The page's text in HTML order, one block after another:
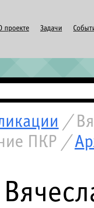
проекте Задачи
/
ПКР /